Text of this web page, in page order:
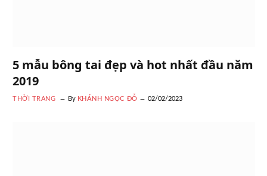
5 mẫu bông tai đẹp và hot nhất đầu năm
2019
THỜI TRANG By KHÁNH NGỌC ĐỖ 02/02/2023